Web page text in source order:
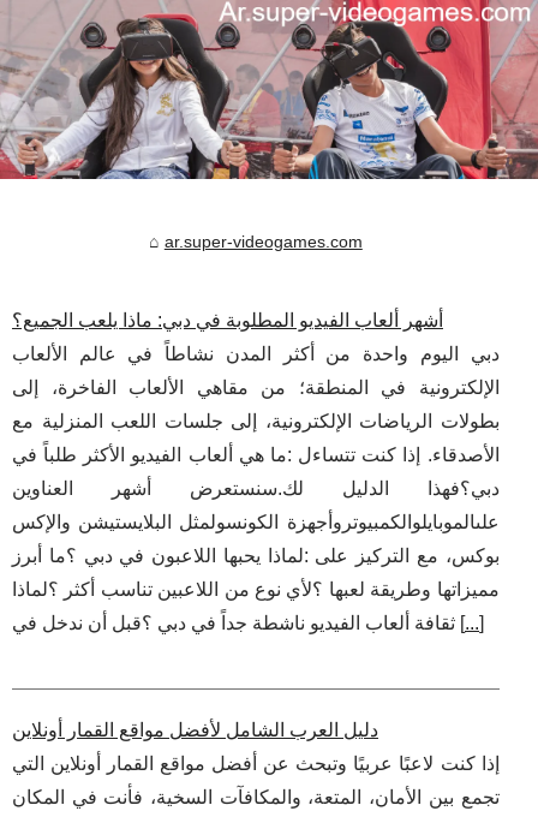
ar.super-videogames.com
أشهر ألعاب الفيديو المطلوبة في دبي: ماذا يلعب الجميع؟
دبي اليوم واحدة من أكثر المدن نشاطاً في عالم الألعاب
الإلكترونية في المنطقة؛ من مقاهي الألعاب الفاخرة، إلى
بطولات الرياضات الإلكترونية، إلى جلسات اللعب المنزلية مع
الأصدقاء. إذا كنت تتساءل :ما هي ألعاب الفيديو الأكثر طلباً في
دبي؟فهذا الدليل لك.سنستعرض أشهر العناوين
علىالموبايلوالكمبيوتروأجهزة الكونسولمثل البلايستيشن والإكس
بوكس، مع التركيز على :لماذا يحبها اللاعبون في دبي ؟ما أبرز
مميزاتها وطريقة لعبها ؟لأي نوع من اللاعبين تناسب أكثر ؟لماذا
ثقافة ألعاب الفيديو ناشطة جداً في دبي ؟قبل أن ندخل في [...]
دليل العرب الشامل لأفضل مواقع القمار أونلاين
إذا كنت لاعبًا عربيًا وتبحث عن أفضل مواقع القمار أونلاين التي
تجمع بين الأمان، المتعة، والمكافآت السخية، فأنت في المكان